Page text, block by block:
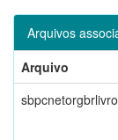
Arquivos
Arquivo